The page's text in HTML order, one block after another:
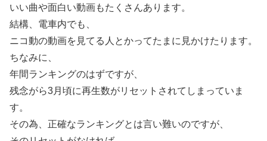
いい曲や面白い動画もたくさんあります。
結構、電車内でも、
ニコ動の動画を見てる人とかってたまに見かけたります。
ちなみに、
年間ランキングのはずですが、
残念がら3月頃に再生数がリセットされてしまっていま
す。
その為、正確なランキングとは言い難いのですが、